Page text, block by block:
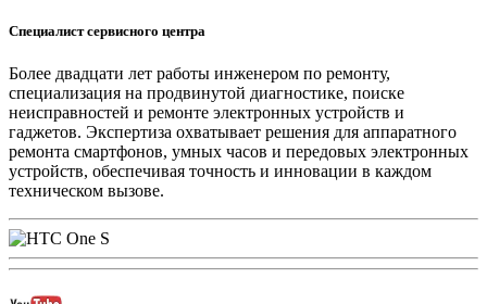
Специалист сервисного центра
Более двадцати лет работы инженером по ремонту,
специализация на продвинутой диагностике, поиске
неисправностей и ремонте электронных устройств и
гаджетов. Экспертиза охватывает решения для аппаратного
ремонта смартфонов, умных часов и передовых электронных
устройств, обеспечивая точность и инновации в каждом
техническом вызове.